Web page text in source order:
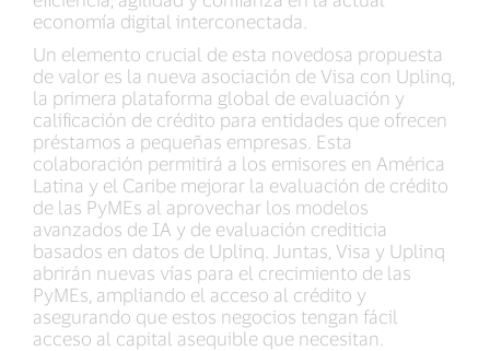
economía digital interconectada.
Un elemento crucial de esta novedosa propuesta
de valor es la nueva asociación de Visa con Uplinq,
la primera plataforma global de evaluación y
calificación de crédito para entidades que ofrecen
préstamos a pequeñas empresas. Esta
colaboración permitirá a los emisores en América
Latina y el Caribe mejorar la evaluación de crédito
de las PyMEs al aprovechar los modelos
avanzados de IA y de evaluación crediticia
basados en datos de Uplinq. Juntas, Visa y Uplinq
abrirán nuevas vías para el crecimiento de las
PyMEs, ampliando el acceso al crédito y
asegurando que estos negocios tengan fácil
acceso al capital asequible que necesitan.